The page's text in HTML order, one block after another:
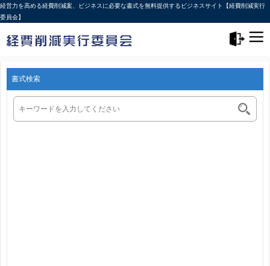
経営力を高める経費削減案、ビジネスに必要な書式を無料提供するビジネスサイト【経費削減実行
委員会】
書式検索